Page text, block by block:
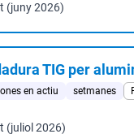
(juny 2026)
TIG per
en actiu setmanes
(juliol 2026)